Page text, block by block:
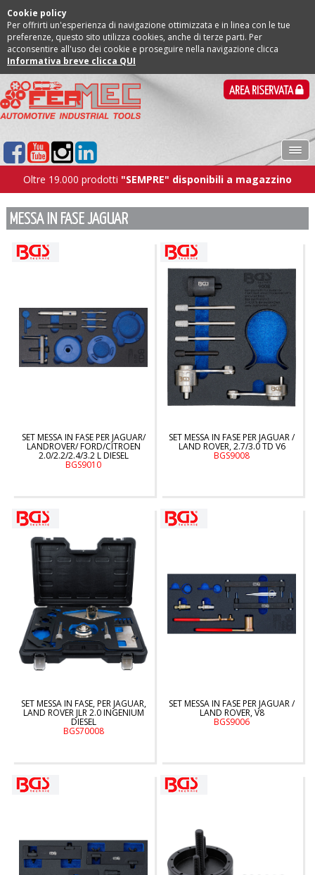
Cookie policy
Per offrirti un'esperienza di navigazione ottimizzata e in linea con le tue
preferenze, questo sito utilizza cookies, anche di terze parti. Per
acconsentire all'uso dei cookie e proseguire nella navigazione clicca
Informativa breve clicca QUI
AREA RISERVATA
Oltre 19.000 prodotti "SEMPRE" disponibili a magazzino
MESSA IN FASE JAGUAR
SET MESSA IN FASE PER JAGUAR/
LANDROVER/ FORD/CITROEN
2.0/2.2/2.4/3.2 L DIESEL
BGS9010
SET MESSA IN FASE PER JAGUAR /
LAND ROVER, 2.7/3.0 TD V6
BGS9008
SET MESSA IN FASE, PER JAGUAR,
LAND ROVER JLR 2.0 INGENIUM
DIESEL
BGS70008
SET MESSA IN FASE PER JAGUAR /
LAND ROVER, V8
BGS9006